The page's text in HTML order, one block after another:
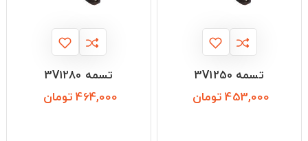
تسمه 3V1250
453,000 تومان
تسمه 3V1280
464,000 تومان